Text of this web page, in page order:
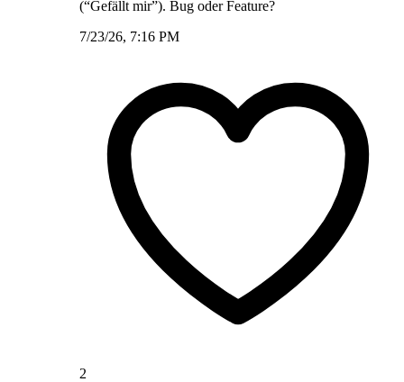
(“Gefällt mir”). Bug oder Feature?
7/23/26, 7:16 PM
2